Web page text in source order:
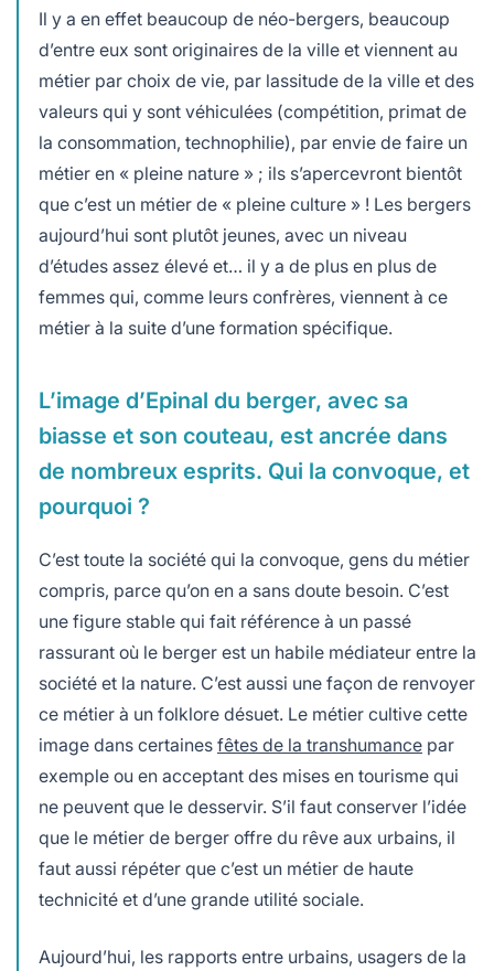
Il y a en effet beaucoup de néo-bergers, beaucoup
d’entre eux sont originaires de la ville et viennent au
métier par choix de vie, par lassitude de la ville et des
valeurs qui y sont véhiculées (compétition, primat de
la consommation, technophilie), par envie de faire un
métier en « pleine nature » ; ils s’apercevront bientôt
que c’est un métier de « pleine culture » ! Les bergers
aujourd’hui sont plutôt jeunes, avec un niveau
d’études assez élevé et… il y a de plus en plus de
femmes qui, comme leurs confrères, viennent à ce
métier à la suite d’une formation spécifique.
L’image d’Epinal du berger, avec sa
biasse et son couteau, est ancrée dans
de nombreux esprits. Qui la convoque, et
pourquoi ?
C’est toute la société qui la convoque, gens du métier
compris, parce qu’on en a sans doute besoin. C’est
une figure stable qui fait référence à un passé
rassurant où le berger est un habile médiateur entre la
société et la nature. C’est aussi une façon de renvoyer
ce métier à un folklore désuet. Le métier cultive cette
image dans certaines fêtes de la transhumance par
exemple ou en acceptant des mises en tourisme qui
ne peuvent que le desservir. S’il faut conserver l’idée
que le métier de berger offre du rêve aux urbains, il
faut aussi répéter que c’est un métier de haute
technicité et d’une grande utilité sociale.
Aujourd’hui, les rapports entre urbains, usagers de la